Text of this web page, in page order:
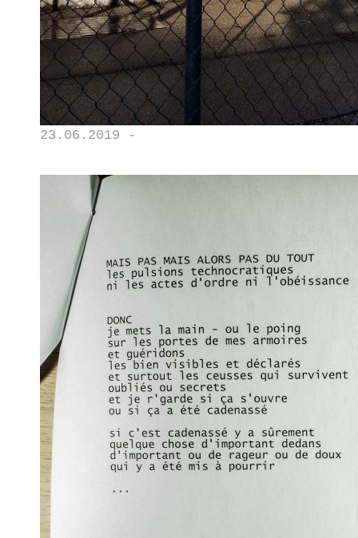
23.06.2019 -